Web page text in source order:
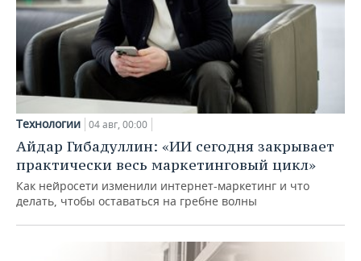
Технологии 04 авг, 00:00
Айдар Гибадуллин: «ИИ сегодня закрывает
практически весь маркетинговый цикл»
Как нейросети изменили интернет-маркетинг и что
делать, чтобы оставаться на гребне волны